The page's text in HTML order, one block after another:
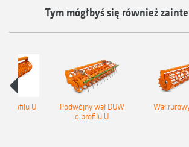
Tym mógłbyś się również
o profilu U
Podwójny wał DUW
o profilu U
Wał